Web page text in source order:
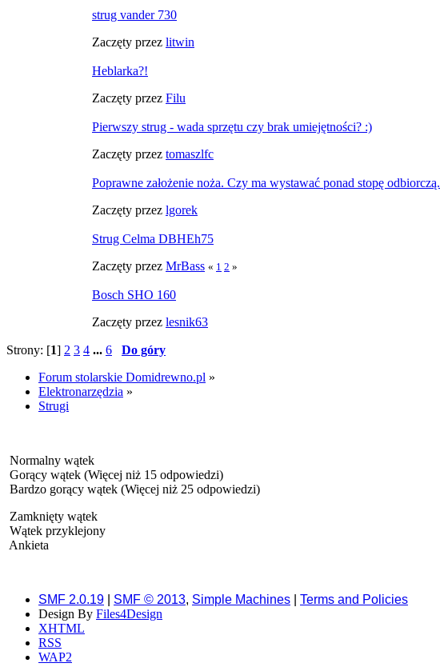
strug vander 730
Zaczęty przez litwin
Heblarka?!
Zaczęty przez Filu
Pierwszy strug - wada sprzętu czy brak umiejętności? :)
Zaczęty przez tomaszlfc
Poprawne założenie noża. Czy ma wystawać ponad stopę odbiorczą.
Zaczęty przez lgorek
Strug Celma DBHEh75
Zaczęty przez MrBass « 1 2 »
Bosch SHO 160
Zaczęty przez lesnik63
Strony: [1] 2 3 4 ... 6
Do góry
Forum stolarskie Domidrewno.pl »
Elektronarzędzia »
Strugi
Normalny wątek
Gorący wątek (Więcej niż 15 odpowiedzi)
Bardzo gorący wątek (Więcej niż 25 odpowiedzi)
Zamknięty wątek
Wątek przyklejony
Ankieta
SMF 2.0.19 SMF © 2013, Simple Machines
Terms and Policies
Design By Files4Design
XHTML
RSS
WAP2